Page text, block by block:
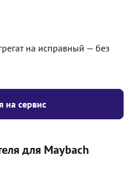
на сервис
на исправный — без
для Maybach